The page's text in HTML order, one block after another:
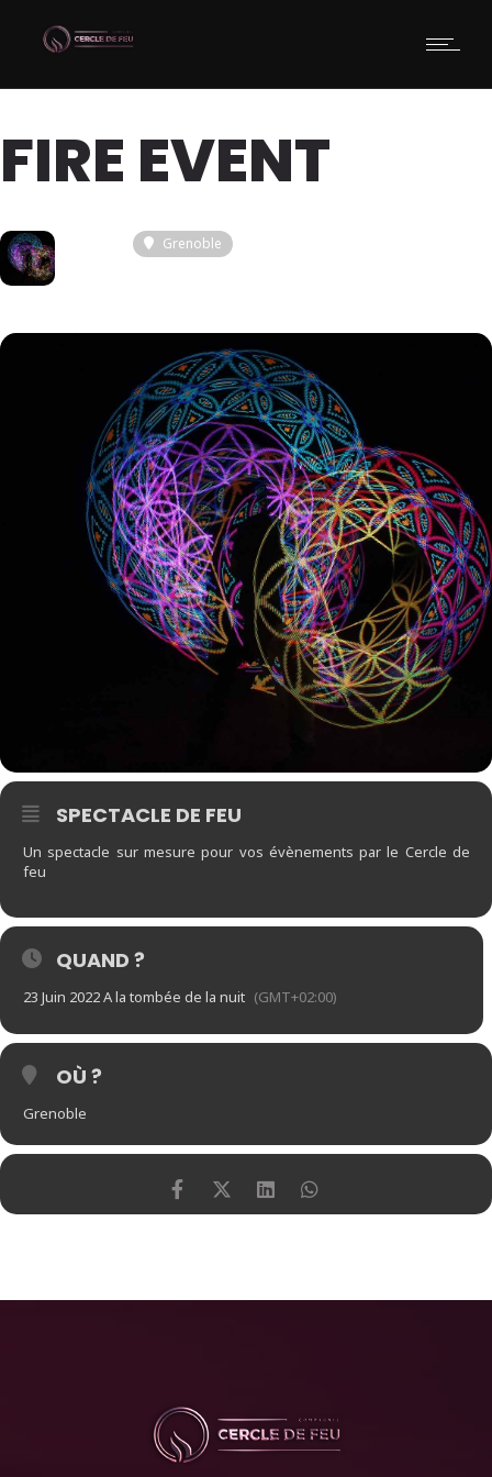
FIRE EVENT
Grenoble
SPECTACLE DE FEU
Un spectacle sur mesure pour vos évènements par le Cercle de
feu
QUAND ?
23 Juin 2022 A la tombée de la nuit (GMT+02:00)
OÙ ?
Grenoble